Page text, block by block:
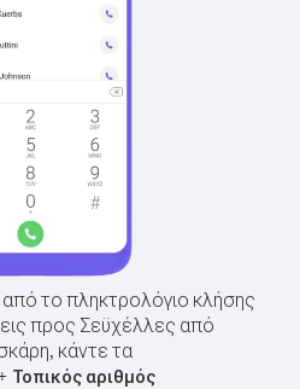
το πληκτρολόγιο κλήσης
προς Σεϋχέλλες από
κάντε τα
Τοπικός αριθμός